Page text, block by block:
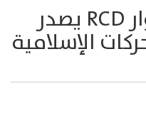
مركز الرافدين للحوار RCD يصدر
الإسلامية